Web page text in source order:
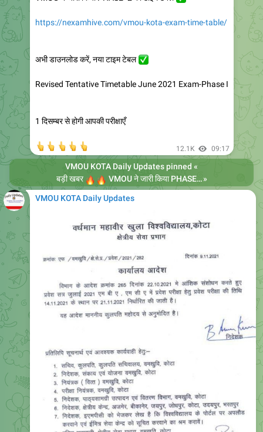
https://nexamhive.com/vmou-kota-exam-time-table/
अभी डाउनलोड करें, नया टाइम टेबल
✅
Revised Tentative Timetable June 2021 Exam-Phase I
1 दिसम्बर से होगी आपकी परीक्षाएँ
12.1K 09:17
VMOU KOTA Daily Updatespinned «
बड़ी खबर
🔥
🔥VMOU ने जारी किया PHASE -2 का टाइम टेबल »
VMOU KOTA Daily Updates